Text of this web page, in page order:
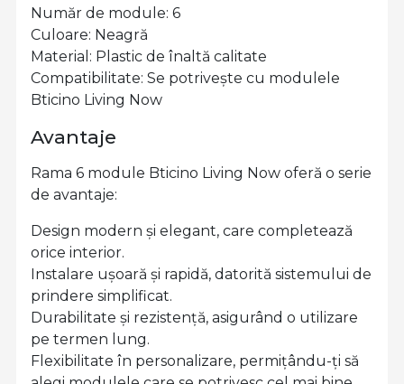
Număr de module: 6
Culoare: Neagră
Material: Plastic de înaltă calitate
Compatibilitate: Se potrivește cu modulele
Bticino Living Now
Avantaje
Rama 6 module Bticino Living Now oferă o serie
de avantaje:
Design modern și elegant, care completează
orice interior.
Instalare ușoară și rapidă, datorită sistemului de
prindere simplificat.
Durabilitate și rezistență, asigurând o utilizare
pe termen lung.
Flexibilitate în personalizare, permițându-ți să